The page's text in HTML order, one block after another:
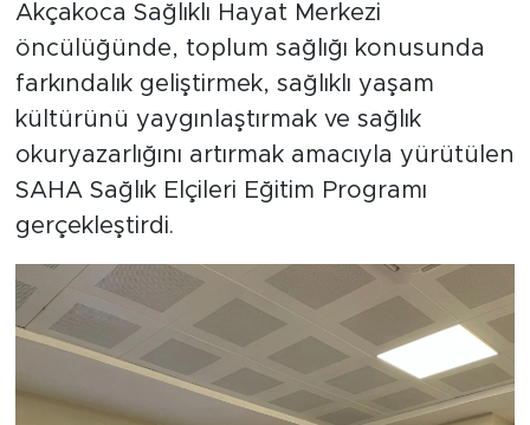
Akçakoca Sağlıklı Hayat Merkezi
öncülüğünde, toplum sağlığı konusunda
farkındalık geliştirmek, sağlıklı yaşam
kültürünü yaygınlaştırmak ve sağlık
okuryazarlığını artırmak amacıyla yürütülen
SAHA Sağlık Elçileri Eğitim Programı
gerçekleştirdi.